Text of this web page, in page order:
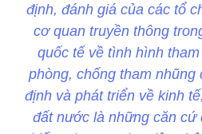
định, đánh giá của các tổ
cơ quan truyền thông
quốc tế về tình hình
phòng, chống tham nhũng
định và phát triển về kinh
đất nước là những căn cứ